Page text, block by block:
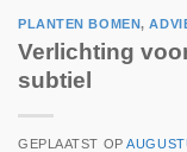
PLANTEN BOMEN,
Verlichting
subtiel
GEPLAATST OP